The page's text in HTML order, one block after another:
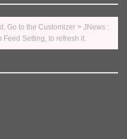
Go to the Customizer > JNews :
Setting, to refresh it.